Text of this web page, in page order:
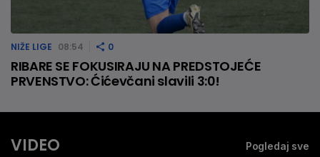
NIŽE LIGE 08:54 0
RIBARE SE FOKUSIRAJU NA PREDSTOJEĆE
PRVENSTVO: Ćićevčani slavili 3:0!
VIDEO Pogledaj sve